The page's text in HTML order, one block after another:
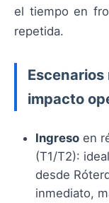
el tiempo en
repetida.
impacto
Ingreso en
(T1/T2):
desde
inmediato,